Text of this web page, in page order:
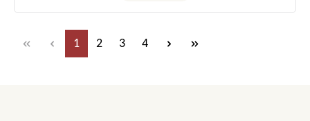
Seite
1 Seite
2 Seite
3 Seite
4